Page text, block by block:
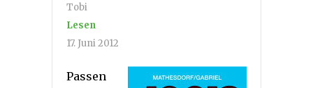
Tobi
Lesen
17. Juni 2012
Passen